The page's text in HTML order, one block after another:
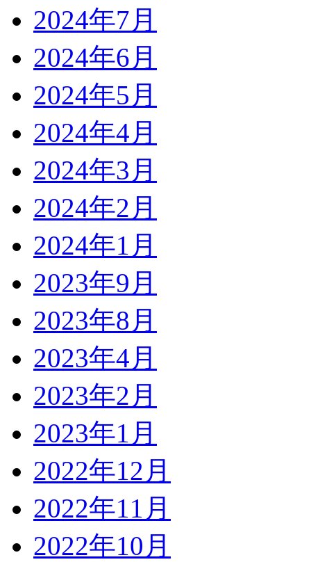
2024年7月
2024年6月
2024年5月
2024年4月
2024年3月
2024年2月
2024年1月
2023年9月
2023年8月
2023年4月
2023年2月
2023年1月
2022年12月
2022年11月
2022年10月